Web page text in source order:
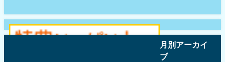
月別アーカイ
ブ